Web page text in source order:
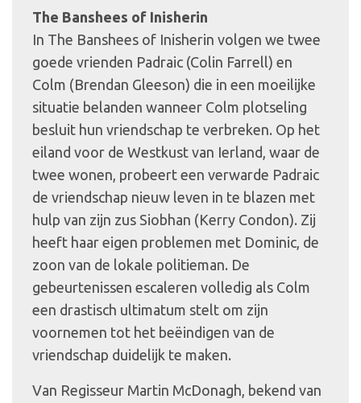
The Banshees of Inisherin
In The Banshees of Inisherin volgen we twee
goede vrienden Padraic (Colin Farrell) en
Colm (Brendan Gleeson) die in een moeilijke
situatie belanden wanneer Colm plotseling
besluit hun vriendschap te verbreken. Op het
eiland voor de Westkust van Ierland, waar de
twee wonen, probeert een verwarde Padraic
de vriendschap nieuw leven in te blazen met
hulp van zijn zus Siobhan (Kerry Condon). Zij
heeft haar eigen problemen met Dominic, de
zoon van de lokale politieman. De
gebeurtenissen escaleren volledig als Colm
een drastisch ultimatum stelt om zijn
voornemen tot het beëindigen van de
vriendschap duidelijk te maken.
Van Regisseur Martin McDonagh, bekend van